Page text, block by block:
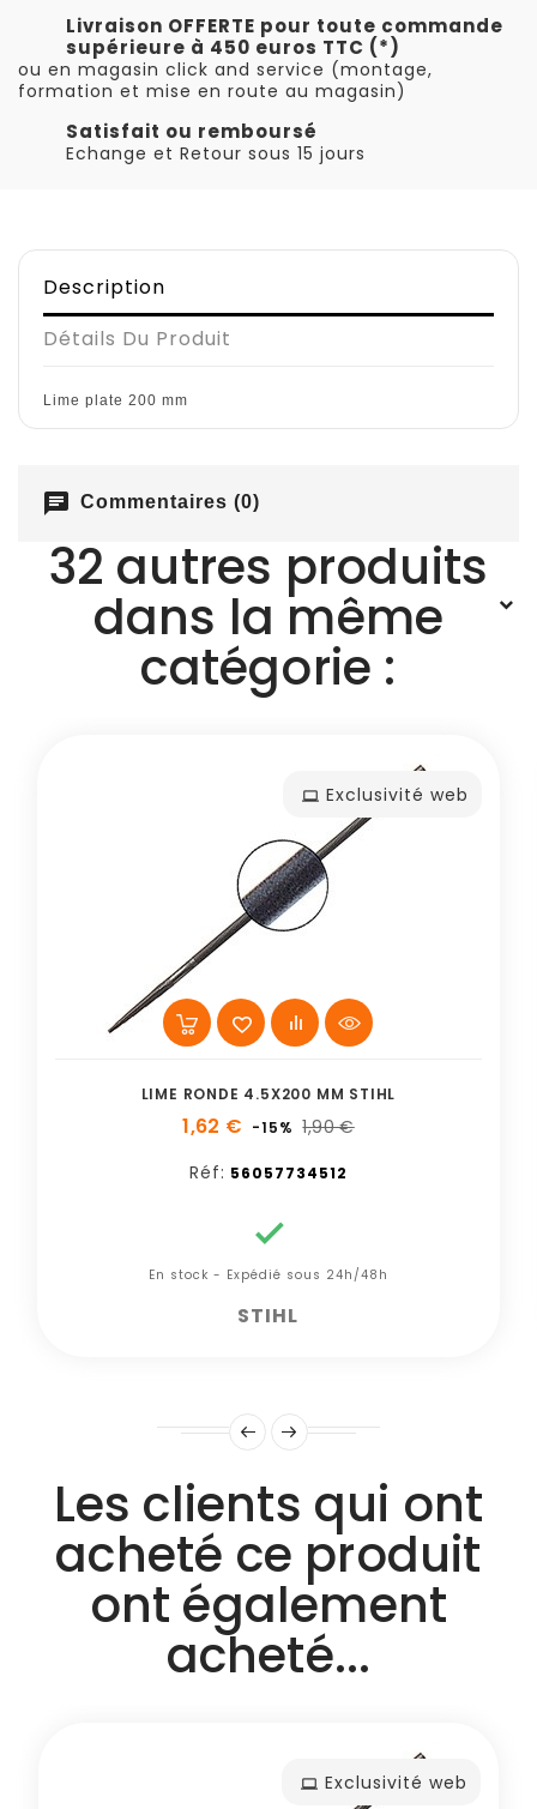
Livraison OFFERTE pour toute commande
supérieure à 450 euros TTC (*)
ou en magasin click and service (montage,
formation et mise en route au magasin)
Satisfait ou remboursé
Echange et Retour sous 15 jours
Description
Détails Du Produit
Lime plate 200 mm
chat Commentaires (0)
32 autres produits
dans la même
catégorie :
Exclusivité web
LIME RONDE 4.5X200 MM STIHL
1,62 € -15% 1,90 €
Réf: 56057734512

En stock - Expédié sous 24h/48h
STIHL
Les clients qui ont
acheté ce produit
ont également
acheté...
Exclusivité web